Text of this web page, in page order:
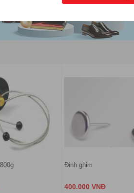
Đinh ghim
400.000 VNĐ